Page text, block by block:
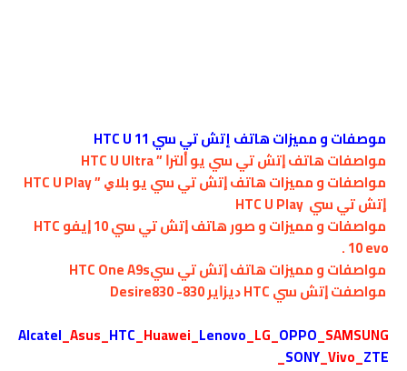
موصفات و مميزات هاتف إتش تي سي HTC U 11
مواصفات هاتف ﺇﺗﺶ ﺗﻲ ﺳﻲ ﻳﻮ ﺃﻟﺘﺮﺍ ” HTC U Ultra
مواصفات و مميزات هاتف ﺇﺗﺶ ﺗﻲ ﺳﻲ ﻳﻮ ﺑﻼﻱ ” HTC U Play
ﺇﺗﺶ ﺗﻲ ﺳﻲ HTC U Play
مواصفات و مميزات و صور هاتف ﺇﺗﺶ ﺗﻲ ﺳﻲ 10 ﺇﻳﻔﻮ HTC
10 evo .
مواصفات و مميزات هاتف ﺇﺗﺶ ﺗﻲ ﺳﻲHTC One A9s
مواصفت ﺇﺗﺶ ﺳﻲ HTC ﺩﻳﺰﺍﻳﺮ 830- Desire830
Alcatel_Asus_HTC_Huawei_Lenovo_LG_OPPO_SAMSUNG
_SONY_Vivo_ZTE